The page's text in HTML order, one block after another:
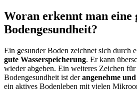
Woran erkennt man eine
Bodengesundheit?
Ein gesunder Boden zeichnet sich durch
gute Wasserspeicherung. Er kann
wieder abgeben. Ein weiteres Zeichen für
Bodengesundheit ist derangenehme
ein aktives Bodenleben mit vielen